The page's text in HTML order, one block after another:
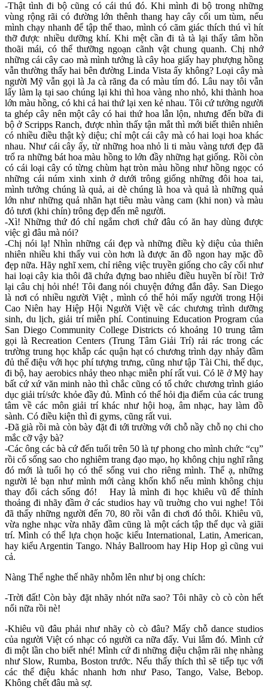
-Thật tình đi bộ cũng có cái thú đó. Khi mình đi bộ trong những
vùng rộng rãi có đường lớn thênh thang hay cây cối um tùm, nếu
mình chạy nhanh để tập thể thao, mình có cãm giác thích thú vì hít
thỡ được nhiều dưỡng khí. Khi mệt cần đi tà tà lại thấy tâm hồn
thoãi mái, có thể thưỡng ngoạn cãnh vật chung quanh. Chị nhớ
những cái cây cao mà mình tưởng là cây hoa giấy hay phượng hồng
vẫn thường thấy hai bên đường Linda Vista ấy không? Loại cây mà
người Mỹ vẫn gọi là Ja cà răng đa có màu tím đó. Lâu nay tôi vẫn
lấy làm lạ tại sao chúng lại khi thì hoa vàng nho nhỏ, khi thành hoa
lớn màu hồng, có khi cả hai thứ lại xen kẻ nhau. Tôi cứ tưởng người
ta ghép cây nên một cây có hai thứ hoa lẫn lộn, nhưng đến bữa đi
bộ ở Scripps Ranch, được nhìn thấy tận mắt thì mới biết thiên nhiên
có nhiều điều thật kỳ diệu; chỉ một cái cây mà có hai loại hoa khác
nhau. Như cái cây ấy, từ những hoa nhỏ li ti màu vàng tươi đẹp đã
trổ ra những bát hoa màu hồng to lớn đầy những hạt giống. Rồi còn
có cái loại cây có từng chùm hạt tròn màu hồng như hồng ngọc có
những cái núm xinh xinh ở dưới trông giống những đôi hoa tai,
mình tưởng chúng là quả, ai dè chúng là hoa và quả là những quả
lớn như những quả nhãn hạt tiêu màu vàng cam (khi non) và màu
đỏ tươi (khi chín) trông đẹp đến mê người.
-Xì! Những thứ đó chỉ ngắm chơi chứ đâu có ăn hay dùng được
việc gì đâu mà nói?
-Chị nói lạ! Nhìn những cái đẹp và những điều kỳ diệu của thiên
nhiên nhiều khi thấy vui còn hơn là được ăn đồ ngon hay mặc đồ
đẹp nữa. Hãy nghĩ xem, chỉ riêng việc truyền giống cho cây cối như
hai loại cây kia thôi đã chứa đựng bao nhiêu điều huyền bí rồi! Trở
lại câu chị hỏi nhé! Tôi đang nói chuyện đứng đắn đây. San Diego
là nơi có nhiều người Việt , mình có thể hỏi mấy người trong Hội
Cao Niên hay Hiệp Hội Người Việt về các chương trình dưỡng
sinh, du lịch, giải trí miễn phí. Continuing Education Program cúa
San Diego Community College Districts có khoảng 10 trung tâm
gọi là Recreation Centers (Trung Tâm Giải Trí) rải rác trong các
trường trung học khắp các quận hạt có chương trình dạy nhảy đầm
đủ thể điệu với học phí tượng trưng, cũng như tập Tài Chi, thể dục,
đi bộ, hay aerobics nhảy theo nhạc miễn phí rất vui. Có lẽ ở Mỹ hay
bất cứ xứ văn minh nào thì chắc cũng có tổ chức chương trình giáo
dục giải trí/sức khỏe đầy đủ. Mình có thể hỏi địa điểm của các trung
tâm về các môn giải trí khác như hội hoạ, âm nhạc, hay làm đồ
sành. Có điều kiện thì đi gyms, cũng rất vui.
-Đã già rồi mà còn bày đặt đi tới trường với chỗ nầy chỗ nọ chi cho
mắc cỡ vậy bà?
-Các ông các bà cứ đến tuổi trên 50 là tự phong cho mình chức “cụ”
rồi cố sống sao cho nghiêm trang đạo mạo, họ không chịu nghĩ rằng
đó mới là tuổi họ có thể sống vui cho riêng mình. Thể ạ, những
người lẻ bạn như mình mới càng khốn khổ nếu mình không chịu
thay đổi cách sống đó! Hay là mình đi học khiêu vũ để thỉnh
thoảng đi nhãy đầm ở các studios hay vũ truờng cho vui nghe! Tôi
đã thấy những người đến 70, 80 rồi vẫn đi chơi đó thôi. Khiêu vũ,
vừa nghe nhạc vừa nhãy đầm cũng là một cách tập thể dục và giãi
trí. Mình có thể lựa chọn hoặc kiểu International, Latin, American,
hay kiểu Argentin Tango. Nhảy Ballroom hay Hip Hop gì cũng vui
cả.
Nàng Thể nghe thế nhãy nhỗm lên như bị ong chích:
-Trời đất! Còn bày đặt nhãy nhót nữa sao? Tôi nhãy cò cò còn hết
nổi nữa rồi nè!
-Khiêu vũ đâu phải như nhãy cò cò đâu? Mấy chỗ dance studios
của người Việt có nhạc có người ca nữa đấy. Vui lắm đó. Mình cứ
đi một lần cho biết nhé! Mình cứ đi những điệu chậm rãi nhẹ nhàng
như Slow, Rumba, Boston trước. Nếu thấy thích thì sẽ tiếp tục với
các thể điệu khác nhanh hơn như Paso, Tango, Valse, Bebop.
Không chết đâu mà sợ.